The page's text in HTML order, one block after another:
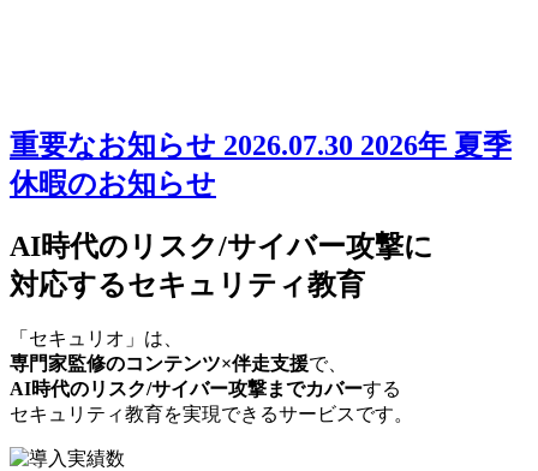
重要なお知らせ 2026.07.30 2026年 夏季
休暇のお知らせ
AI時代のリスク/サイバー攻撃に
対応するセキュリティ教育
「セキュリオ」は、
専門家監修のコンテンツ×伴走支援で、
AI時代のリスク/サイバー攻撃までカバーする
セキュリティ教育を実現できるサービスです。